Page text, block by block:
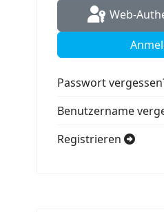
Web-
Passwort
Benutzername
Registrieren